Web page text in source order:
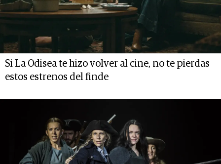
Si La Odisea te hizo volver al cine, no te pierdas
estos estrenos del finde